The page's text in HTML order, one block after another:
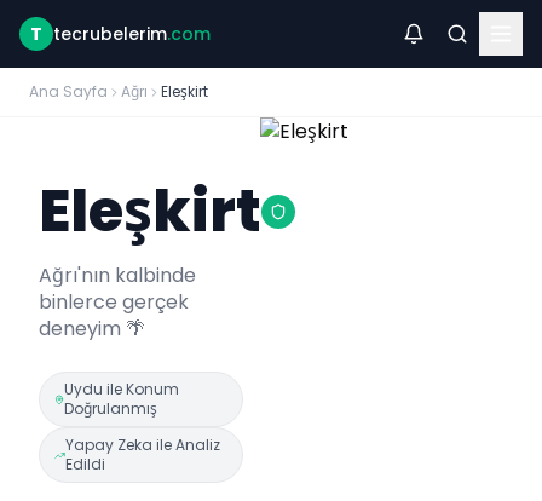
T tecrubelerim.com
Ana Sayfa Ağrı Eleşkirt
Eleşkirt
Ağrı'nın kalbinde
binlerce gerçek
deneyim 🌴
Uydu ile Konum
Doğrulanmış
Yapay Zeka ile Analiz
Edildi